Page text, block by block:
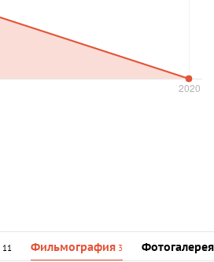
11 Фильмография 3 Фотогалерея